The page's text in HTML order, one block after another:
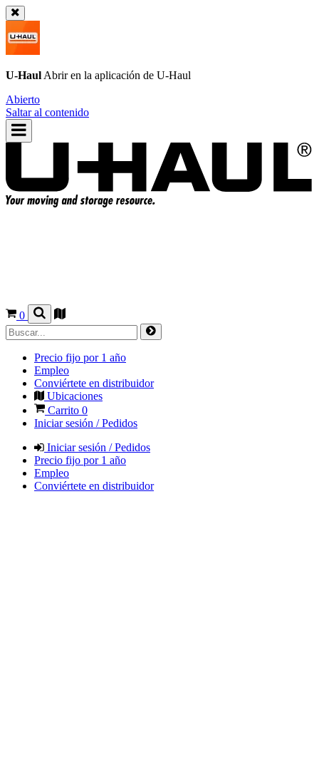
U-Haul Abrir en la aplicación de U-Haul
Abierto
Saltar al contenido
0
Precio fijo por 1 año
Empleo
Conviértete en distribuidor
Ubicaciones
Carrito 0
Iniciar sesión / Pedidos
Iniciar sesión / Pedidos
Precio fijo por 1 año
Empleo
Conviértete en distribuidor